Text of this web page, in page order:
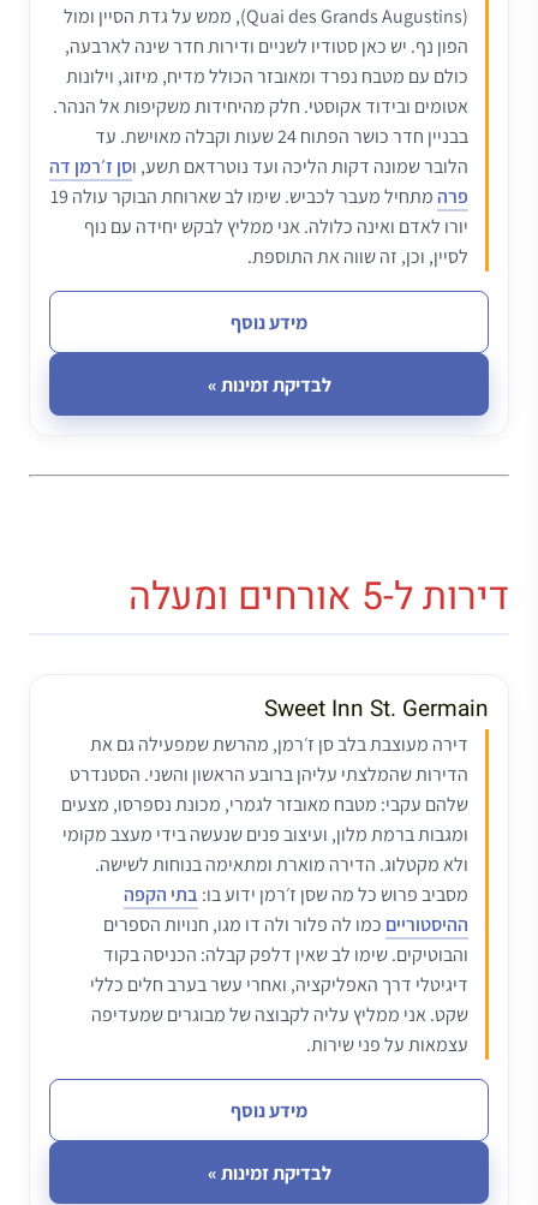
(Quai des Grands Augustins), ממש על גדת הסיין ומול
הפון נף. יש כאן סטודיו לשניים ודירות חדר שינה לארבעה,
כולם עם מטבח נפרד ומאובזר הכולל מדיח, מיזוג, וילונות
אטומים ובידוד אקוסטי. חלק מהיחידות משקיפות אל הנהר.
בבניין חדר כושר הפתוח 24 שעות וקבלה מאוישת. עד
הלובר שמונה דקות הליכה ועד נוטרדאם תשע, וסן ז׳רמן דה
פרה
מתחיל מעבר לכביש. שימו לב שארוחת הבוקר עולה 19
יורו לאדם ואינה כלולה. אני ממליץ לבקש יחידה עם נוף
לסיין, וכן, זה שווה את התוספת.
מידע נוסף
לבדיקת זמינות »
דירות ל-5 אורחים ומעלה
Sweet Inn St. Germain
דירה מעוצבת בלב סן ז׳רמן, מהרשת שמפעילה גם את
הדירות שהמלצתי עליהן ברובע הראשון והשני. הסטנדרט
שלהם עקבי: מטבח מאובזר לגמרי, מכונת נספרסו, מצעים
ומגבות ברמת מלון, ועיצוב פנים שנעשה בידי מעצב מקומי
ולא מקטלוג. הדירה מוארת ומתאימה בנוחות לשישה.
מסביב פרוש כל מה שסן ז׳רמן ידוע בו: בתי הקפה
ההיסטוריים כמו לה פלור ולה דו מגו, חנויות הספרים
והבוטיקים. שימו לב שאין דלפק קבלה: הכניסה בקוד
דיגיטלי דרך האפליקציה, ואחרי עשר בערב חלים כללי
שקט. אני ממליץ עליה לקבוצה של מבוגרים שמעדיפה
עצמאות על פני שירות.
מידע נוסף
לבדיקת זמינות »